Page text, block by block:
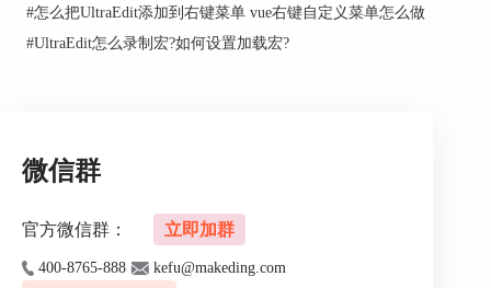
图2：创建账号
制台”进入SHH控制台，准备连接我们的服务器。
#怎么把UltraEdit添加到右键菜单 vue右键自定义菜单怎么做
#UltraEdit怎么录制宏?如何设置加载宏?
微信群
官方微信群： 立即加群
400-8765-888 kefu@makeding.com